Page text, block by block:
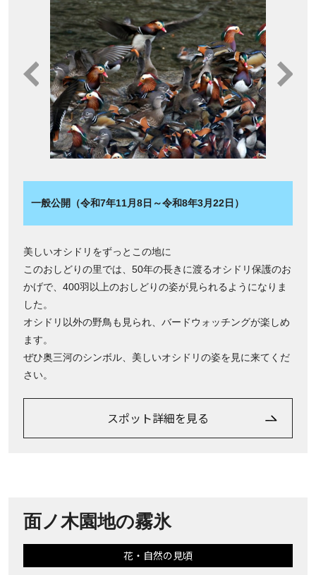
一般公開（令和7年11月8日～令和8年3月22日）
美しいオシドリをずっとこの地に
このおしどりの里では、50年の長きに渡るオシドリ保護のお
かげで、400羽以上のおしどりの姿が見られるようになりま
した。
オシドリ以外の野鳥も見られ、バードウォッチングが楽しめ
ます。
ぜひ奥三河のシンボル、美しいオシドリの姿を見に来てくだ
さい。
スポット詳細を見る
面ノ木園地の霧氷
花・自然の見頃